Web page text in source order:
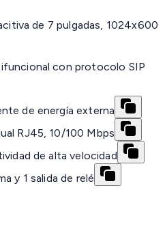
de 7 pulgadas, 1024x600
con protocolo SIP
de energía externa
RJ45, 10/100 Mbps
de alta velocidad
y 1 salida de relé